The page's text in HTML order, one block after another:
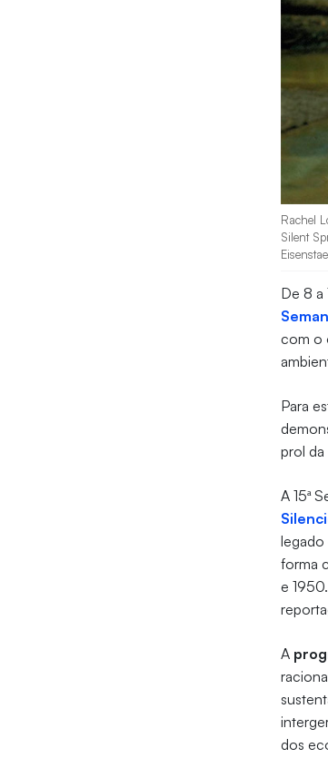
Rachel
Silent
De 8 a
com o
Para
prol da
A 15ª
legado
forma
e
A
dos